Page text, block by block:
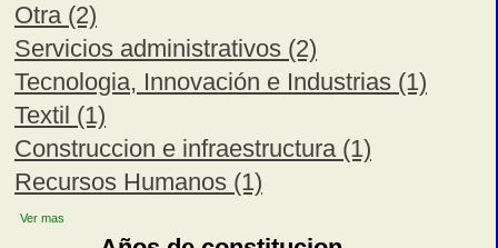
Otra (2)
Servicios administrativos (2)
Tecnologia, Innovación e Industrias (1)
Textil (1)
Construccion e infraestructura (1)
Recursos Humanos (1)
Ver mas